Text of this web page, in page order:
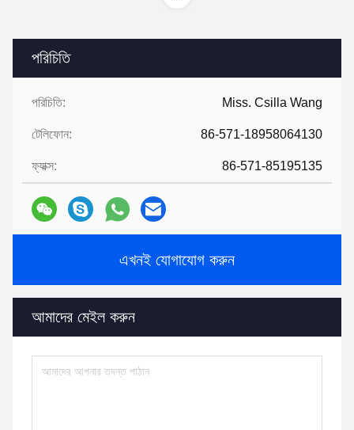
পরিচিতি
পরিচিতি: Miss. Csilla Wang
টেলিফোন: 86-571-18958064130
ফ্যাক্স: 86-571-85195135
এখনই যোগাযোগ করুন
আমাদের মেইল ​​করুন